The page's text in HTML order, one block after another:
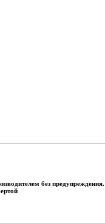
без предупреждения.